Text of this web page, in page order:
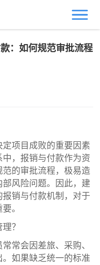
：如何规范审批流程
项目成败的重要因素
，报销与付款作为资
的审批流程，极易造
风险问题。因此，建
销与付款机制，对于
。
？
常会因差旅、采购、
如果缺乏统一的标准